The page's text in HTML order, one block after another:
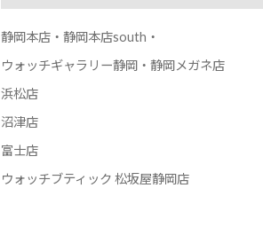
静岡本店・静岡本店south・
ウォッチギャラリー静岡・静岡メガネ店
浜松店
沼津店
富士店
ウォッチブティック 松坂屋静岡店